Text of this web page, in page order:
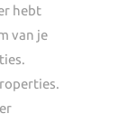
hebt
van je